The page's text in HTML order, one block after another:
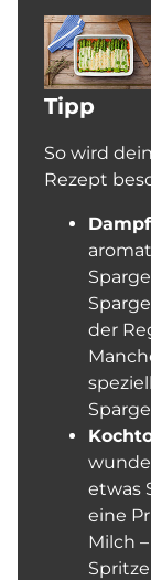
Tipp
So wird
Rezept
der
etwas
eine
Milch